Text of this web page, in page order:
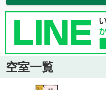
空室一覧